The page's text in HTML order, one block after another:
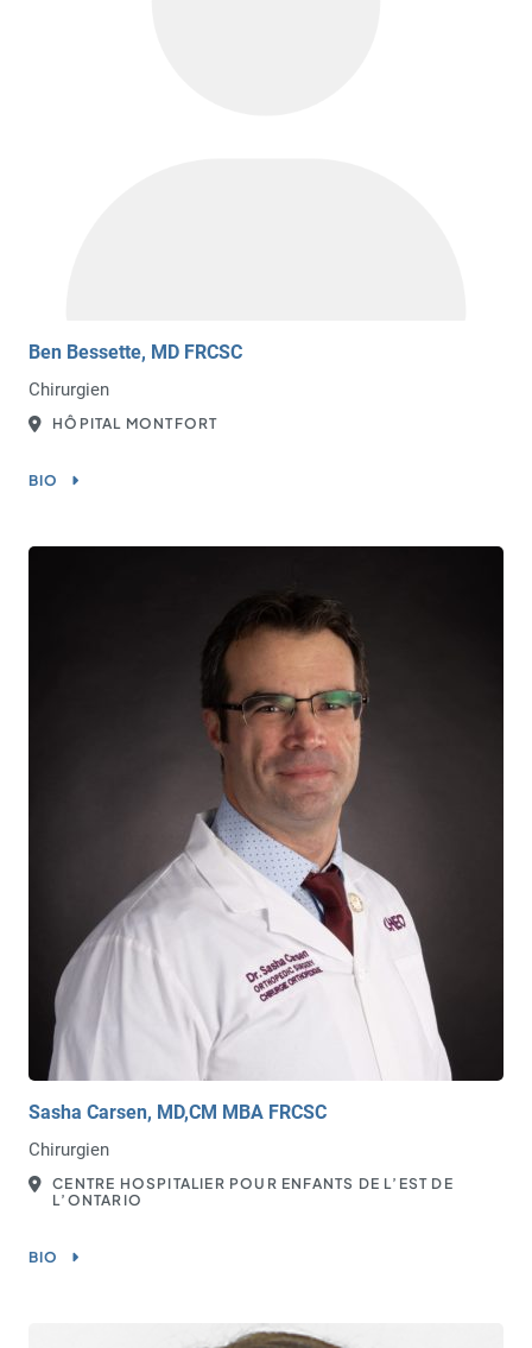
Ben Bessette, MD FRCSC
Chirurgien
HÔPITAL MONTFORT
BIO
Sasha Carsen, MD,CM MBA FRCSC
Chirurgien
CENTRE HOSPITALIER POUR ENFANTS DE L’EST DE
L’ONTARIO
BIO